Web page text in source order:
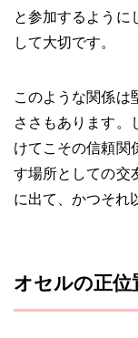
と参加するように
して大切です。
このような関係は
ささもあります。
けてこその信頼関
す場所としての交
に出て、かつそれ
オセルの正位